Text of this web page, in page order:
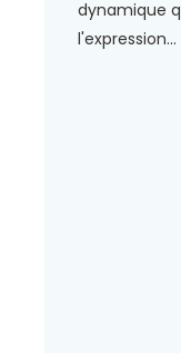
dynamique
l'expression...